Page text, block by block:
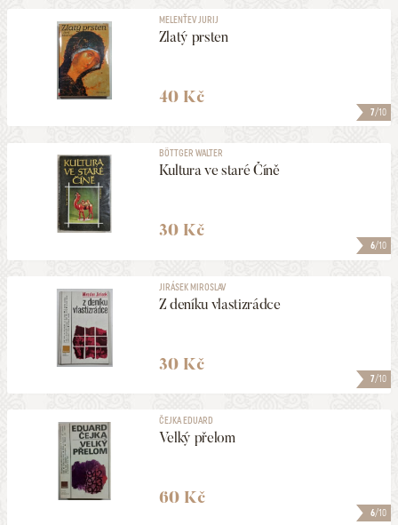
7/10
MELENŤEV JURIJ
Zlatý prsten
40 Kč
6/10
BÖTTGER WALTER
Kultura ve staré Číně
30 Kč
7/10
JIRÁSEK MIROSLAV
Z deníku vlastizrádce
30 Kč
6/10
ČEJKA EDUARD
Velký přelom
60 Kč